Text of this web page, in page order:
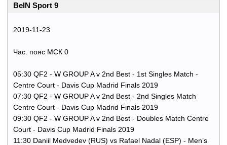
BeIN Sport 9
2019-11-23
Час. пояс МСК 0
05:30 QF2 - W GROUP A v 2nd Best - 1st Singles Match -
Centre Court - Davis Cup Madrid Finals 2019
07:30 QF2 - W GROUP A v 2nd Best - 2nd Singles Match
Centre Court - Davis Cup Madrid Finals 2019
09:30 QF2 - W GROUP A v 2nd Best - Doubles Match Centre
Court - Davis Cup Madrid Finals 2019
11:30 Daniil Medvedev (RUS) vs Rafael Nadal (ESP) - Men’s